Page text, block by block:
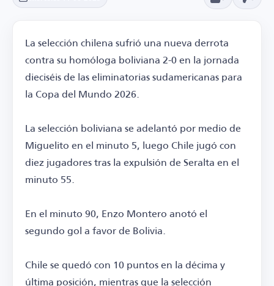
La selección chilena sufrió una nueva derrota
contra su homóloga boliviana 2-0 en la jornada
dieciséis de las eliminatorias sudamericanas para
la Copa del Mundo 2026.
La selección boliviana se adelantó por medio de
Miguelito en el minuto 5, luego Chile jugó con
diez jugadores tras la expulsión de Seralta en el
minuto 55.
En el minuto 90, Enzo Montero anotó el
segundo gol a favor de Bolivia.
Chile se quedó con 10 puntos en la décima y
última posición, mientras que la selección